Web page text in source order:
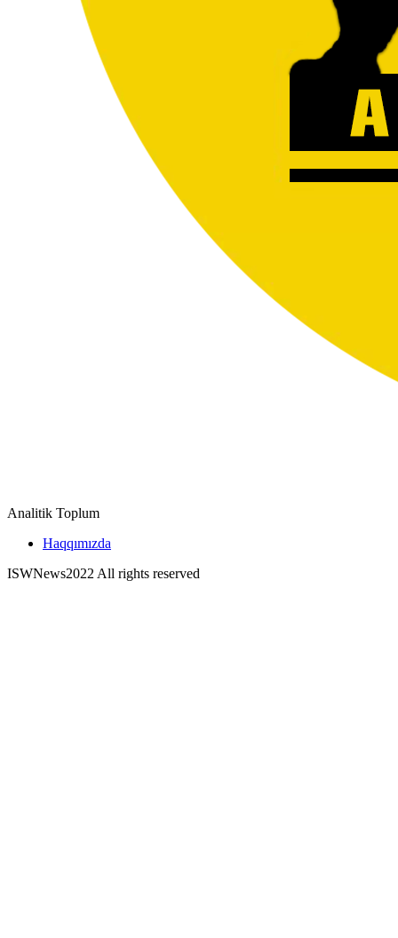
Analitik Toplum
Haqqımızda
ISWNews2022 All rights reserved